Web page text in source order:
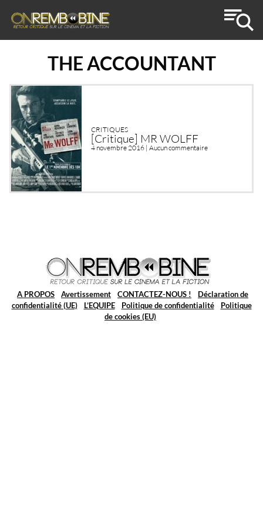
THE ACCOUNTANT
CRITIQUES
[Critique] MR WOLFF
4 novembre 2016 | Aucun commentaire
A PROPOS Avertissement CONTACTEZ-NOUS !
Déclaration de
confidentialité (UE)
L’EQUIPE Politique de confidentialité
Politique
de cookies (EU)